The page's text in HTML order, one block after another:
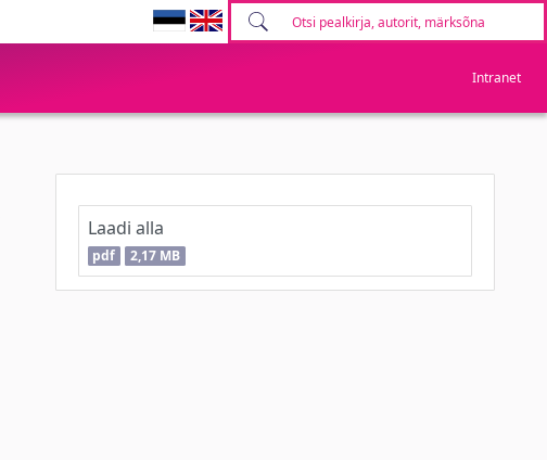
Intranet
Laadi alla
pdf 2,17 MB